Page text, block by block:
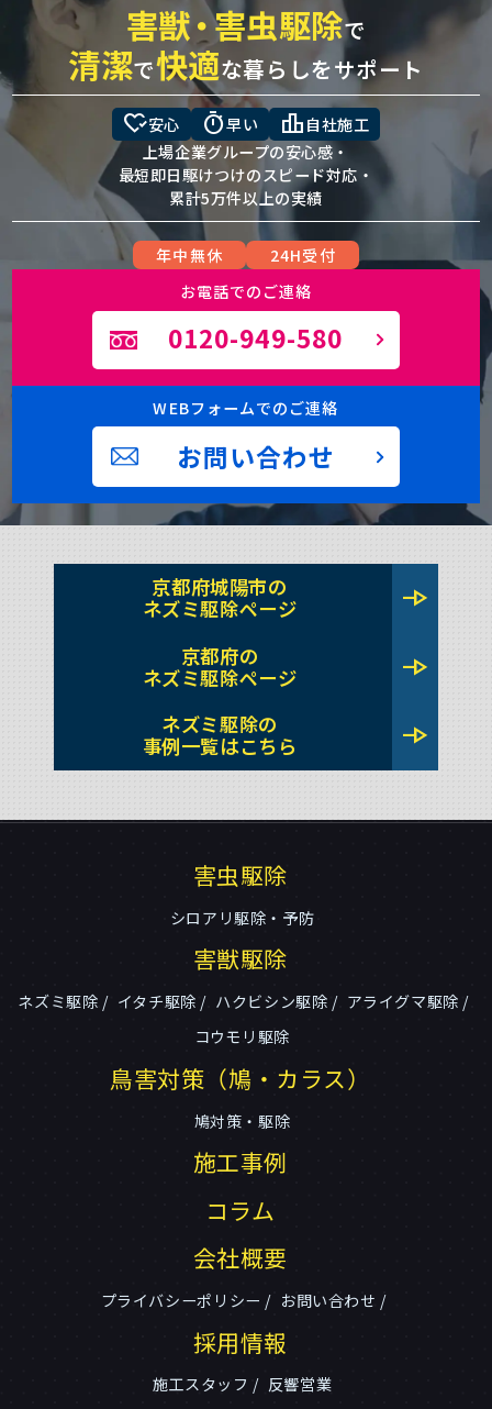
害獣・害虫駆除で
清潔で快適な暮らしをサポート
heart_check安心 timer早い leaderboard 自社施工
上場企業グループの安心感・
最短即日駆けつけのスピード対応・
累計5万件以上の実績
年中無休
24H受付
お電話でのご連絡
0120-949-580
WEBフォームでのご連絡
お問い合わせ
京都府城陽市の
ネズミ駆除ページ
line_end_arrow
京都府の
ネズミ駆除ページ
line_end_arrow
ネズミ駆除の
事例一覧はこちら
line_end_arrow
害虫駆除
シロアリ駆除・予防
害獣駆除
ネズミ駆除 イタチ駆除 ハクビシン駆除
アライグマ駆除
コウモリ駆除
鳥害対策（鳩・カラス）
鳩対策・駆除
施工事例
コラム
会社概要
プライバシーポリシー お問い合わせ
採用情報
施工スタッフ 反響営業